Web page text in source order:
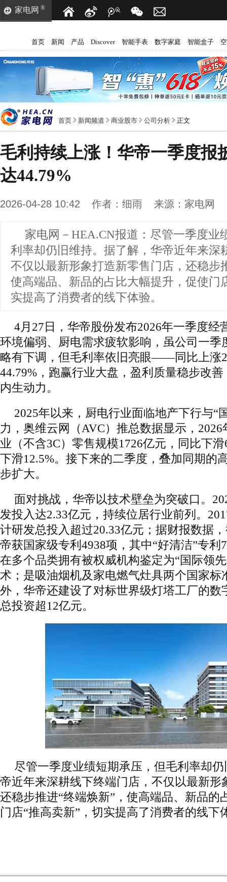
家电网 ®
首页 新闻 产品 Discover 智能手表 数字家庭 智能盒子
首页 新闻频道 商业股市 公司分析 正文
毛利持续上涨！华帝一季度报
达44.79%
2026-04-28 10:42 作者： 细雨 来源： 家电网
家电网－HEA.CN报道： 尽管一季度业
利率却仍旧维持。据了解，华帝近年来深
不仅以最新形象打造新零售门店，还稳步
使高端品、新品的占比大幅提升，促使门
实提高了消费者的线下体验。
4月27日，华帝股份发布2026年一季度经
环境偏弱、厨电需求疲软影响，虽公司一季
略有下调，但毛利率依旧亮眼——同比上涨
44.79%，跑赢行业大盘，盈利质量稳步改
内生动力。
2025年以来，厨电行业面临地产下行与“
力，奥维云网（AVC）推总数据显示，
业（不含3C）零售规模1726亿元，同比下
下滑12.5%。接下来的二季度，叠加同期的
步扩大。
面对挑战，华帝以技术壁垒为突破口。
发投入达2.33亿元，持续位居行业前列。
计研发总投入超过20.33亿元；据财报数据
帝获国家级专利4938项，其中“好清洁”专利
在多个品类拥有被权威机构鉴定为“国际领
术；是吸油烟机及家电燃气灶具两个国家标
外，华帝还建设了对标世界级灯塔工厂的数
总投资超12亿元。
尽管一季度业绩短期承压，但毛利率却
帝近年来深耕线下终端门店，不仅以最新形
还稳步推进“终端焕新”，使高端品、新品的
门店“推高卖新”，切实提高了消费者的线下